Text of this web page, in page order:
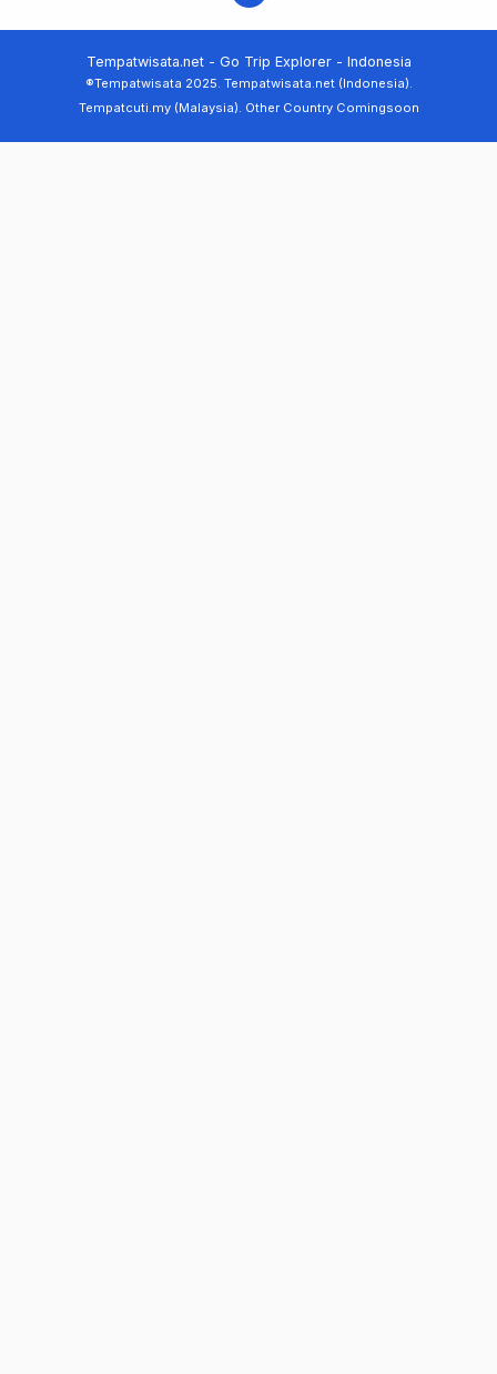
Tempatwisata.net - Go Trip Explorer - Indonesia
®Tempatwisata 2025. Tempatwisata.net (Indonesia).
Tempatcuti.my (Malaysia). Other Country Comingsoon